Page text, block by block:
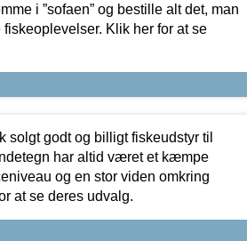
i ”sofaen” og bestille alt det, man
Klik her for at se
solgt godt og billigt fiskeudstyr til
har altid været et kæmpe
og en stor viden omkring
at se deres udvalg.